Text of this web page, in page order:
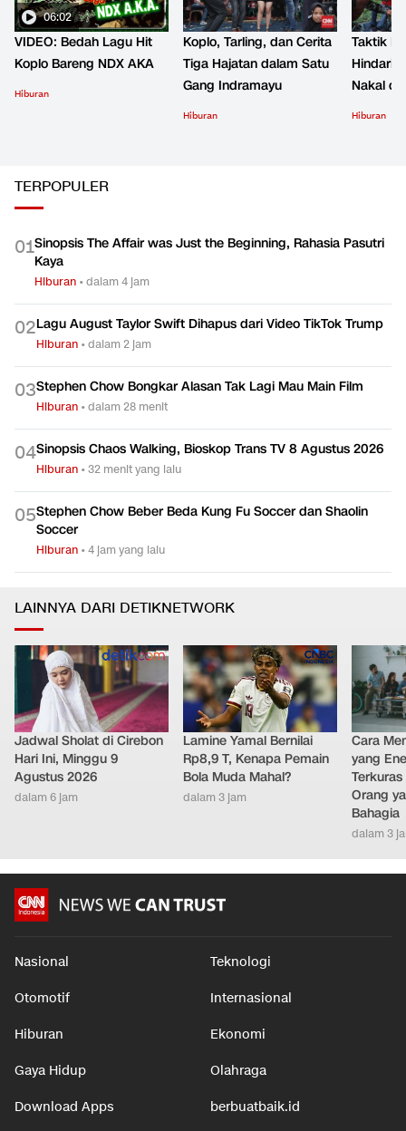
06:02
VIDEO: Bedah Lagu Hit
Koplo Bareng NDX AKA
Hiburan
Koplo, Tarling, dan Cerita
Tiga Hajatan dalam Satu
Gang Indramayu
Hiburan
Taktik
Hindari
Nakal
Hiburan
TERPOPULER
01Sinopsis The Affair was Just the Beginning, Rahasia Pasutri
Kaya
Hiburan •dalam 4 jam
02Lagu August Taylor Swift Dihapus dari Video TikTok Trump
Hiburan •dalam 2 jam
03Stephen Chow Bongkar Alasan Tak Lagi Mau Main Film
Hiburan •dalam 28 menit
04Sinopsis Chaos Walking, Bioskop Trans TV 8 Agustus 2026
Hiburan •32 menit yang lalu
05Stephen Chow Beber Beda Kung Fu Soccer dan Shaolin
Soccer
Hiburan •4 jam yang lalu
LAINNYA DARI DETIKNETWORK
Jadwal Sholat di Cirebon
Hari Ini, Minggu 9
Agustus 2026
dalam 6 jam
Lamine Yamal Bernilai
Rp8,9 T, Kenapa Pemain
Bola Muda Mahal?
dalam 3 jam
Cara
yang
Orang
Bahagia
dalam 3
Nasional Teknologi
Otomotif Internasional
Hiburan Ekonomi
Gaya Hidup Olahraga
Download Apps berbuatbaik.id